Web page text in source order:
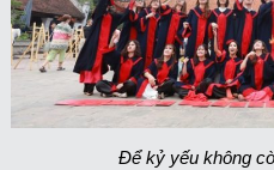
Để kỷ yếu không